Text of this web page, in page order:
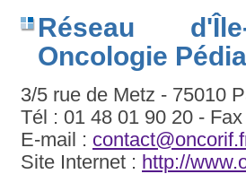
Réseau
Oncologie
3/5 rue de Metz - 75010
Tél : 01 48 01 90 20 -
E-mail :
Site Internet : http://